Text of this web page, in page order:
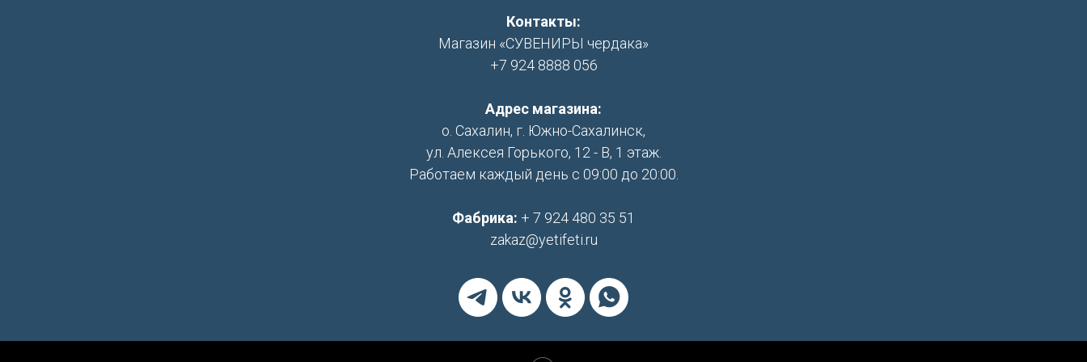
Контакты:
Магазин «СУВЕНИРЫ чердака»
+7 924 8888 056
Адрес магазина:
о. Сахалин, г. Южно-Сахалинск,
ул. Алексея Горького, 12 - В, 1 этаж.
Работаем каждый день с 09:00 до 20:00.
Фабрика: + 7 924 480 35 51
zakaz@yetifeti.ru